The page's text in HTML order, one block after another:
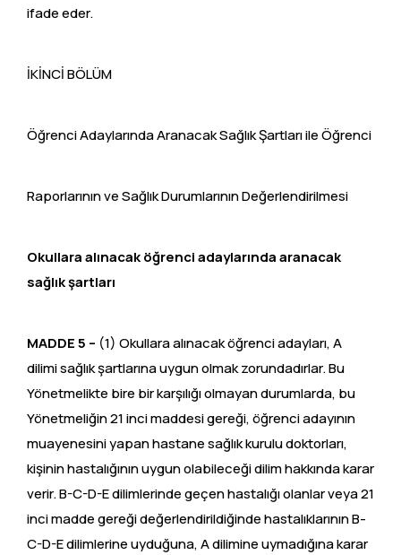
ifade eder.
İKİNCİ BÖLÜM
Öğrenci Adaylarında Aranacak Sağlık Şartları ile Öğrenci
Raporlarının ve Sağlık Durumlarının Değerlendirilmesi
Okullara alınacak öğrenci adaylarında aranacak
sağlık şartları
MADDE 5 – (1) Okullara alınacak öğrenci adayları, A
dilimi sağlık şartlarına uygun olmak zorundadırlar. Bu
Yönetmelikte bire bir karşılığı olmayan durumlarda, bu
Yönetmeliğin 21 inci maddesi gereği, öğrenci adayının
muayenesini yapan hastane sağlık kurulu doktorları,
kişinin hastalığının uygun olabileceği dilim hakkında karar
verir. B-C-D-E dilimlerinde geçen hastalığı olanlar veya 21
inci madde gereği değerlendirildiğinde hastalıklarının B-
C-D-E dilimlerine uyduğuna, A dilimine uymadığına karar